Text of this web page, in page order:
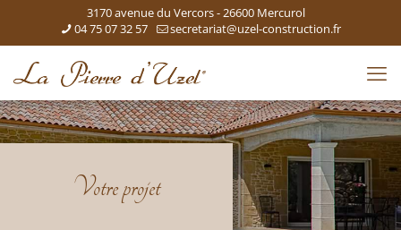
3170 avenue du Vercors - 26600 Mercurol
04 75 07 32 57
secretariat@uzel-construction.fr
Votre projet